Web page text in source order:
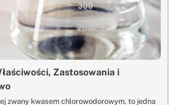
Zastosowania i
zwany kwasem chlorowodorowym, to jedna